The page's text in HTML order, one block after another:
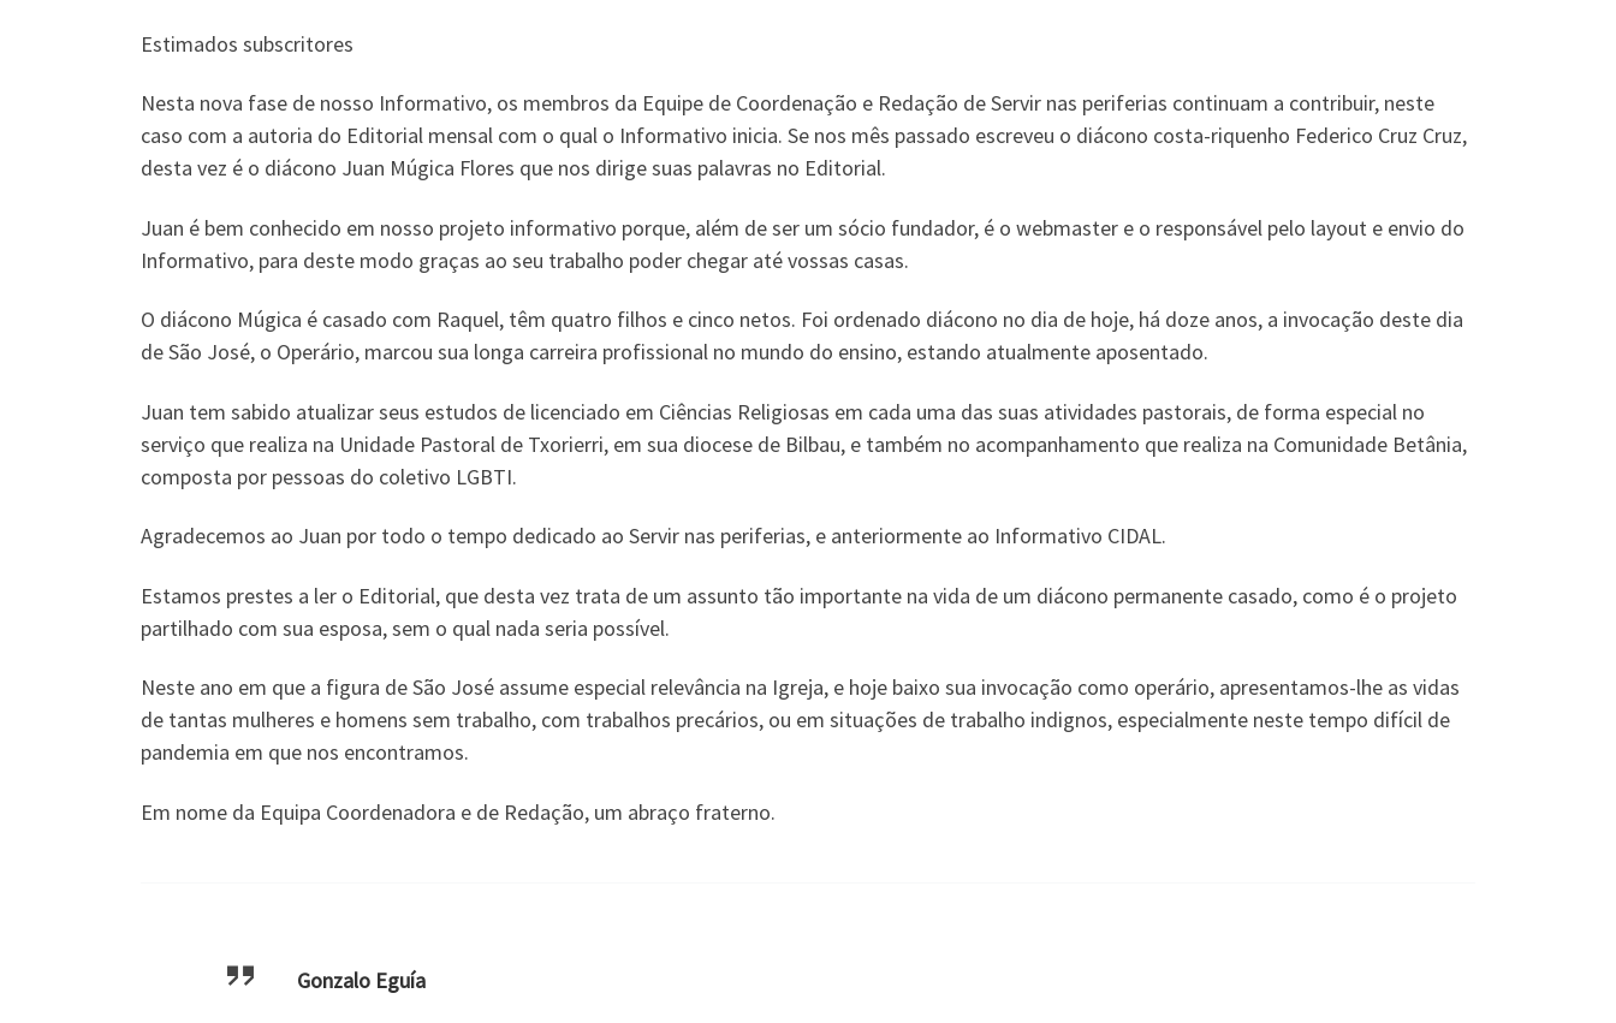
Estimados subscritores
Nesta nova fase de nosso Informativo, os membros da Equipe de Coordenação e Redação de Servir nas periferias continuam a contribuir, neste
caso com a autoria do Editorial mensal com o qual o Informativo inicia. Se nos mês passado escreveu o diácono costa-riquenho Federico Cruz Cruz,
desta vez é o diácono Juan Múgica Flores que nos dirige suas palavras no Editorial.
Juan é bem conhecido em nosso projeto informativo porque, além de ser um sócio fundador, é o webmaster e o responsável pelo layout e envio do
Informativo, para deste modo graças ao seu trabalho poder chegar até vossas casas.
O diácono Múgica é casado com Raquel, têm quatro filhos e cinco netos. Foi ordenado diácono no dia de hoje, há doze anos, a invocação deste dia
de São José, o Operário, marcou sua longa carreira profissional no mundo do ensino, estando atualmente aposentado.
Juan tem sabido atualizar seus estudos de licenciado em Ciências Religiosas em cada uma das suas atividades pastorais, de forma especial no
serviço que realiza na Unidade Pastoral de Txorierri, em sua diocese de Bilbau, e também no acompanhamento que realiza na Comunidade Betânia,
composta por pessoas do coletivo LGBTI.
Agradecemos ao Juan por todo o tempo dedicado ao Servir nas periferias, e anteriormente ao Informativo CIDAL.
Estamos prestes a ler o Editorial, que desta vez trata de um assunto tão importante na vida de um diácono permanente casado, como é o projeto
partilhado com sua esposa, sem o qual nada seria possível.
Neste ano em que a figura de São José assume especial relevância na Igreja, e hoje baixo sua invocação como operário, apresentamos-lhe as vidas
de tantas mulheres e homens sem trabalho, com trabalhos precários, ou em situações de trabalho indignos, especialmente neste tempo difícil de
pandemia em que nos encontramos.
Em nome da Equipa Coordenadora e de Redação, um abraço fraterno.
Gonzalo Eguía